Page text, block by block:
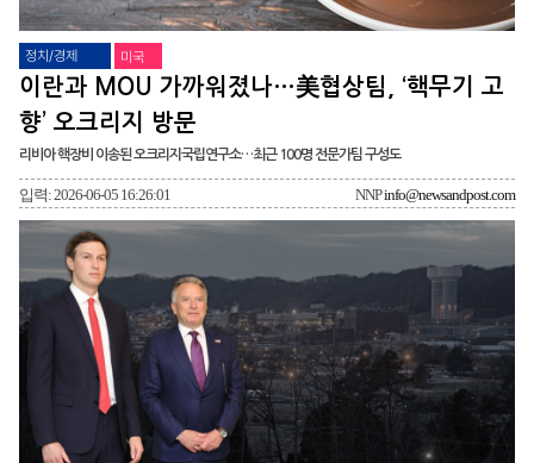
정치/경제 미국
이란과 MOU 가까워졌나…美협상팀, ‘핵무기 고
향’ 오크리지 방문
리비아 핵장비 이송된 오크리지국립연구소…최근 100명 전문가팀 구성도
입력: 2026-06-05 16:26:01 NNPinfo@newsandpost.com